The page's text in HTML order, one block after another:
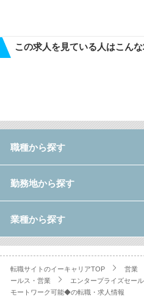
この求人を見ている人はこん
職種から探す
勤務地から探す
業種から探す
転職サイトのイーキャリアTOP 営業
ールス・営業
エンタープライズセー
モートワーク可能◆の転職・求人情報